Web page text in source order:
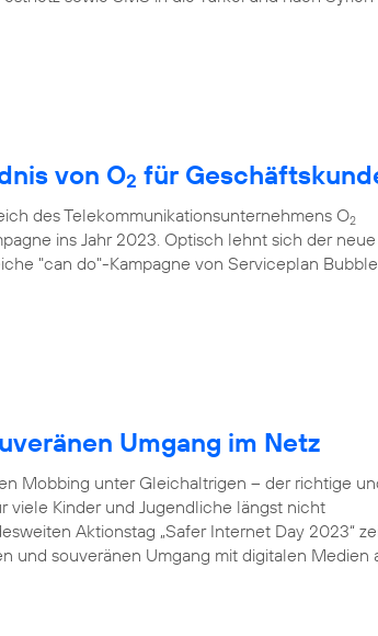
von O2 für
des Telekommunikationsunternehmens O2
ins Jahr 2023. Optisch lehnt sich der neue
"can do"-Kampagne von Serviceplan
Umgang im Netz
Mobbing unter Gleichaltrigen – der richtige
viele Kinder und Jugendliche längst nicht
Aktionstag „Safer Internet Day 2023“
und souveränen Umgang mit digitalen Medien